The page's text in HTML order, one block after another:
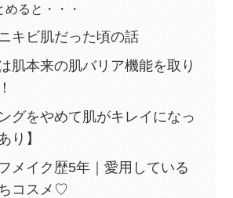
めると・・・
キビ肌だった頃の話
肌本来の肌バリア機能を取り
グをやめて肌がキレイになっ
り】
メイク歴5年｜愛用している
コスメ♡